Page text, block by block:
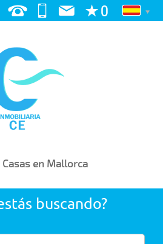
Casas en Mallorca
buscando?